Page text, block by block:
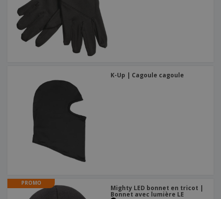
K-Up | Cagoule cagoule
PROMO
Mighty LED bonnet en tricot |
Bonnet avec lumière LE